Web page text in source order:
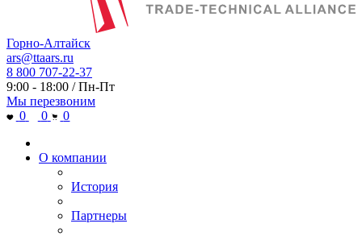
Горно-Алтайск
ars@ttaars.ru
8 800 707-22-37
9:00 - 18:00 / Пн-Пт
Мы перезвоним
0
0 0
О компании
История
Партнеры